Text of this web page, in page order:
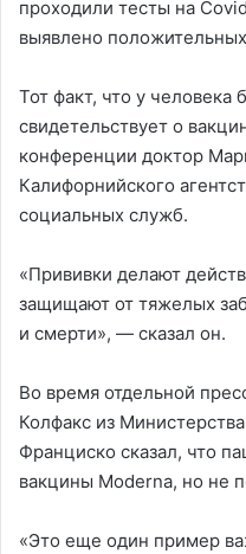
проходили тесты на
выявлено положительных
Тот факт, что у
свидетельствует о
конференции доктор
Калифорнийского
социальных служб.
«Прививки делают
защищают от тяжелых
и смерти», — сказал он.
Во время отдельной
Колфакс из
Франциско сказал, что
вакцины Moderna, но не
«Это еще один пример